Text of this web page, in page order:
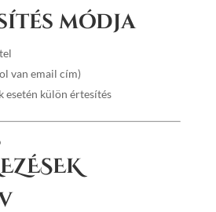
módja
van email cím)
esetén külön értesítés